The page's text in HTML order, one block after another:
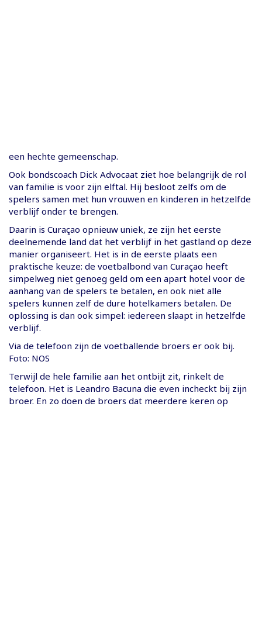
een hechte gemeenschap.
Ook bondscoach Dick Advocaat ziet hoe belangrijk de rol
van familie is voor zijn elftal. Hij besloot zelfs om de
spelers samen met hun vrouwen en kinderen in hetzelfde
verblijf onder te brengen.
Daarin is Curaçao opnieuw uniek, ze zijn het eerste
deelnemende land dat het verblijf in het gastland op deze
manier organiseert. Het is in de eerste plaats een
praktische keuze: de voetbalbond van Curaçao heeft
simpelweg niet genoeg geld om een apart hotel voor de
aanhang van de spelers te betalen, en ook niet alle
spelers kunnen zelf de dure hotelkamers betalen. De
oplossing is dan ook simpel: iedereen slaapt in hetzelfde
verblijf.
Via de telefoon zijn de voetballende broers er ook bij.
Foto: NOS
Terwijl de hele familie aan het ontbijt zit, rinkelt de
telefoon. Het is Leandro Bacuna die even incheckt bij zijn
broer. En zo doen de broers dat meerdere keren op